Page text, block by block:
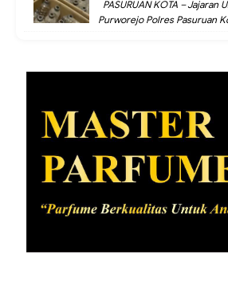
PASURUAN KOTA – Jajaran
Purworejo Polres Pasuruan